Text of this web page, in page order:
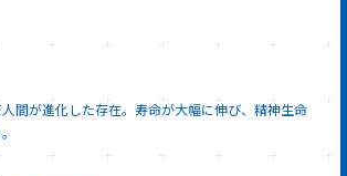
間が進化した存在。寿命が大幅に伸び、精神生命